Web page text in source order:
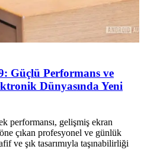
Güçlü Performans ve
Dünyasında Yeni
performansı, gelişmiş ekran
çıkan profesyonel ve günlük
ve şık tasarımıyla taşınabilirliği